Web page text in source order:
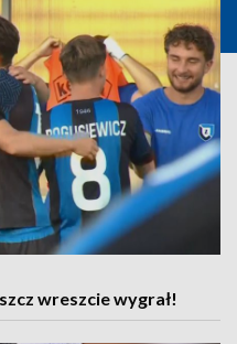
wreszcie wygrał!